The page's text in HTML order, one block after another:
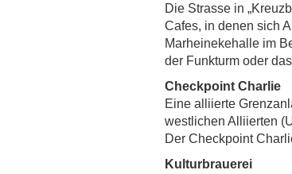
Die Strasse in
Cafes, in denen sich
Marheinekehalle im
der Funkturm oder
Checkpoint Charlie
Eine alliierte
westlichen Alliierten
Der Checkpoint
Kulturbrauerei